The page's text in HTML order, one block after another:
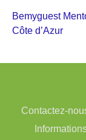
Bemyguest
Côte d’Azur
Contactez-